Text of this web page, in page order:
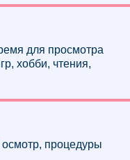
для просмотра
хобби, чтения,
процедуры